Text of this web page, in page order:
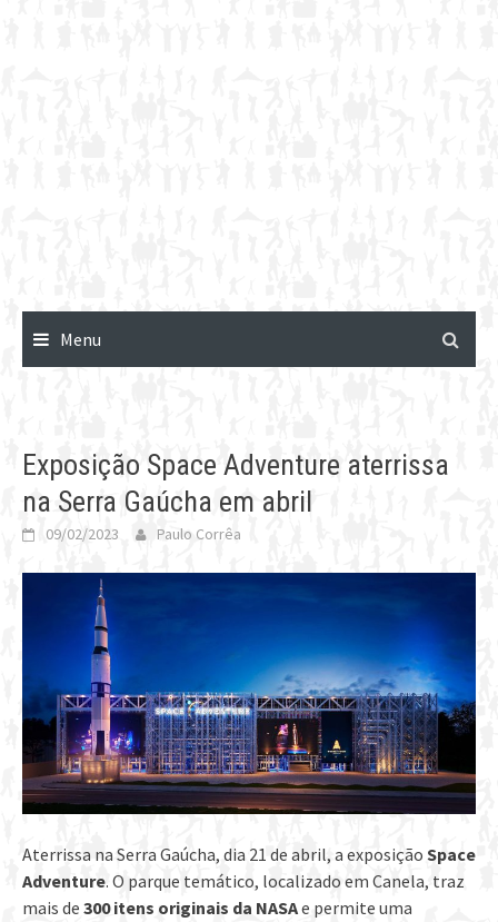
Menu
Exposição Space Adventure aterrissa
na Serra Gaúcha em abril
09/02/2023 Paulo Corrêa
Aterrissa na Serra Gaúcha, dia 21 de abril, a exposição Space
Adventure. O parque temático, localizado em Canela, traz
mais de 300 itens originais da NASAe permite uma